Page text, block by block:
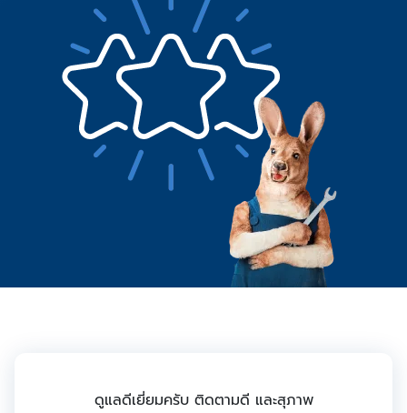
ดูแลดีเยี่ยมครับ ติดตามดี และสุภาพ